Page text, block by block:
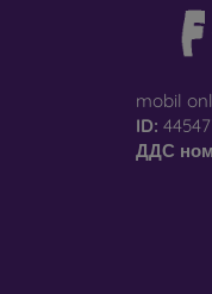
mobil
ID:
ДДС